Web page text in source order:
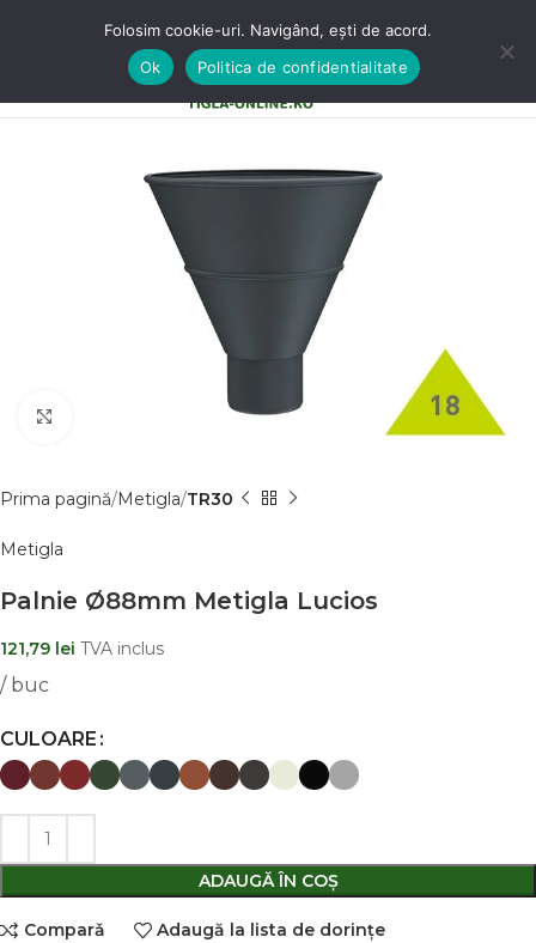
Prima pagină Metigla TR30
Metigla
Palnie Ø88mm Metigla Lucios
121,79 lei TVA inclus
/ buc
CULOARE
ADAUGĂ ÎN COȘ
Comparǎ Adaugă la lista de dorințe
Folosim cookie-uri. Navigând, ești de acord.
Ok
Politica de confidentialitate